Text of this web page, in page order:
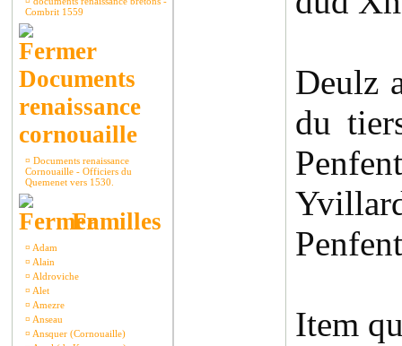
Combrit 1559
Documents
renaissance
cornouaille
¤ Documents renaissance
Cornouaille - Officiers du
Quemenet vers 1530.
Familles
¤ Adam
¤ Alain
¤ Aldroviche
¤ Alet
¤ Amezre
¤ Anseau
¤ Ansquer (Cornouaille)
Deulz
du
Item